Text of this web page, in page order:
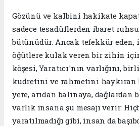
​​Gözünü ve kalbini hakikate
sadece tesadüflerden ibaret
bütünüdür. Ancak tefekkür eden,
öğütlere kulak veren bir zihin
köşesi, Yaratıcı'nın varlığını,
kudretini ve rahmetini haykıran
yere, arıdan balinaya, dağlardan
varlık insana şu mesajı verir:
yaratılmadığı gibi, insan da